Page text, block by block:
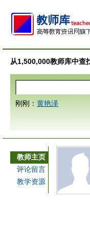
从1,500,000教师库中查
刚刚： 黄艳泽
教师主页
评论留言
教学资源